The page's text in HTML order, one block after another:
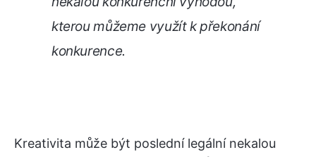
kterou můžeme využít k překonání
konkurence.
Kreativita může být poslední legální nekalou